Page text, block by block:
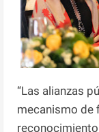
“Las alianzas
mecanismo de